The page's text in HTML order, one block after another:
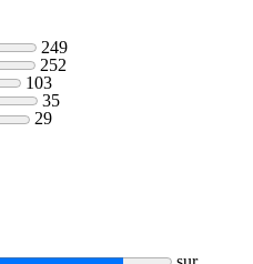
249
252
103
35
29